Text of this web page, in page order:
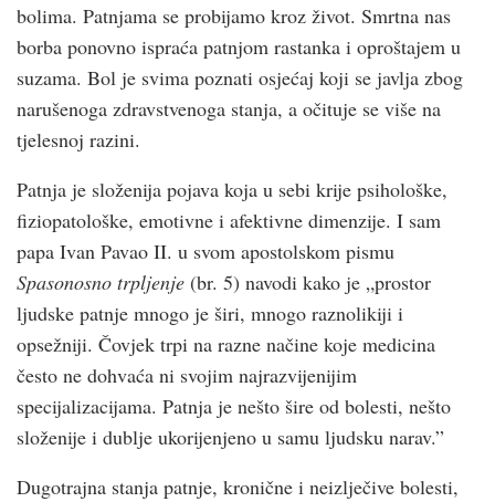
bolima. Patnjama se probijamo kroz život. Smrtna nas
borba ponovno ispraća patnjom rastanka i oproštajem u
suzama. Bol je svima poznati osjećaj koji se javlja zbog
narušenoga zdravstvenoga stanja, a očituje se više na
tjelesnoj razini.
Patnja je složenija pojava koja u sebi krije psihološke,
fiziopatološke, emotivne i afektivne dimenzije. I sam
papa Ivan Pavao II. u svom apostolskom pismu
Spasonosno trpljenje (br. 5) navodi kako je „prostor
ljudske patnje mnogo je širi, mnogo raznolikiji i
opsežniji. Čovjek trpi na razne načine koje medicina
često ne dohvaća ni svojim najrazvijenijim
specijalizacijama. Patnja je nešto šire od bolesti, nešto
složenije i dublje ukorijenjeno u samu ljudsku narav.”
Dugotrajna stanja patnje, kronične i neizlječive bolesti,